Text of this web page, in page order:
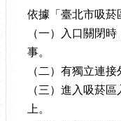
依據「臺北市吸菸
（一）入口關閉
事。
（二）有獨立連
（三）進入吸菸
上。